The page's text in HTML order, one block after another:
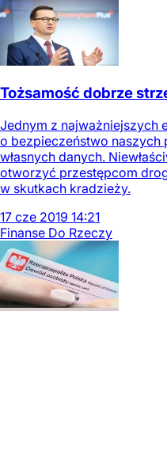
Tożsamość dobrze
Jednym z najważniejszych
o bezpieczeństwo naszych
własnych danych.
otworzyć przestępcom
w skutkach kradzieży.
17 cze 2019 14:21
Finanse Do Rzeczy